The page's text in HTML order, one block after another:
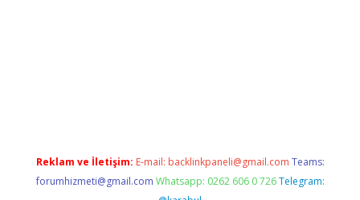
Reklam ve İletişim: E-mail: backlinkpaneli@gmail.com Teams:
forumhizmeti@gmail.com Whatsapp: 0262 606 0 726 Telegram: